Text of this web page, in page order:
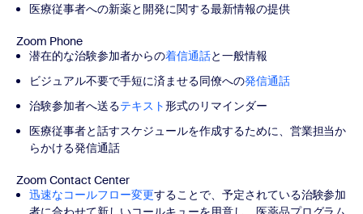
医療従事者への新薬と開発に関する最新情報の提供
Zoom Phone
潜在的な治験参加者からの着信通話と一般情報
ビジュアル不要で手短に済ませる同僚への発信通話
治験参加者へ送るテキスト形式のリマインダー
医療従事者と話すスケジュールを作成するために、営業担当か
らかける発信通話
Zoom Contact Center
迅速なコールフロー変更することで、予定されている治験参加